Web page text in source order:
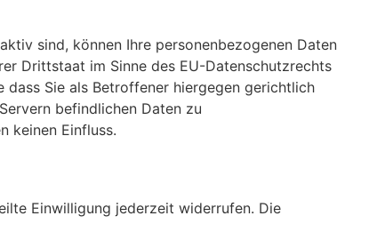
sind, können Ihre personenbezogenen Daten
Drittstaat im Sinne des EU-Datenschutzrechts
dass Sie als Betroffener hiergegen gerichtlich
befindlichen Daten zu
keinen Einfluss.
Einwilligung jederzeit widerrufen. Die